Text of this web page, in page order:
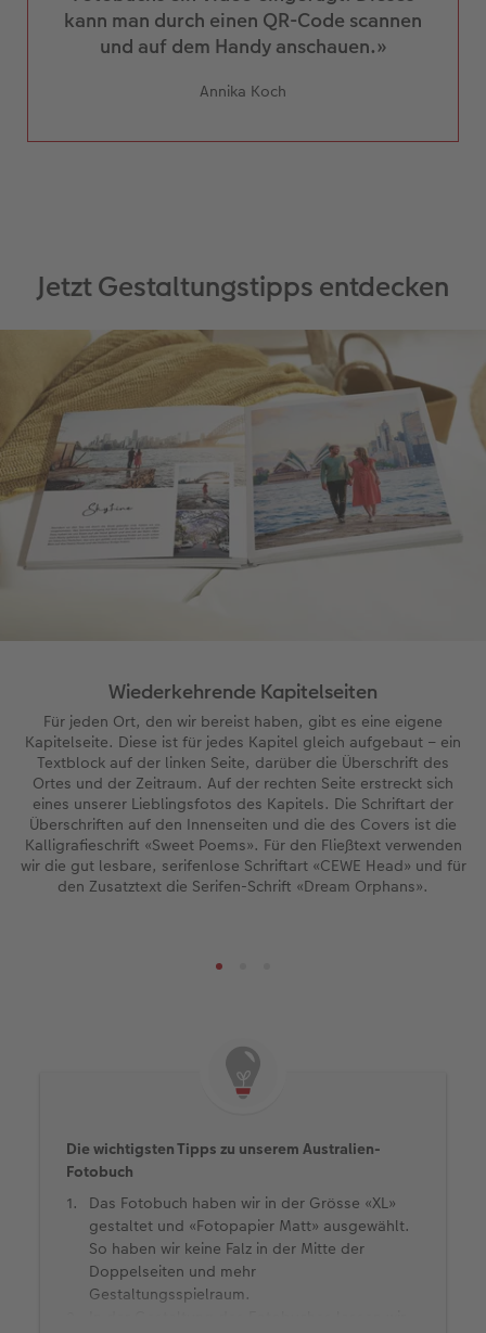
heller gestellt.
Jetzt kann die Karte beliebig oft kopiert und in
der Grösse verändert werden, wie man es
oder auf dem Cover.
kann man durch einen QR-Code scannen
und auf dem Handy anschauen.»
Annika Koch
Jetzt Gestaltungstipps entdecken
Wiederkehrende Kapitelseiten
Für jeden Ort, den wir bereist haben, gibt es eine eigene
Kapitelseite. Diese ist für jedes Kapitel gleich aufgebaut – ein
Textblock auf der linken Seite, darüber die Überschrift des
Ortes und der Zeitraum. Auf der rechten Seite erstreckt sich
eines unserer Lieblingsfotos des Kapitels. Die Schriftart der
Überschriften auf den Innenseiten und die des Covers ist die
Kalligrafieschrift «Sweet Poems». Für den Fließtext verwenden
wir die gut lesbare, serifenlose Schriftart «CEWE Head» und für
den Zusatztext die Serifen-Schrift «Dream Orphans».
Die wichtigsten Tipps zu unserem Australien-
Fotobuch
Das Fotobuch haben wir in der Grösse «XL»
gestaltet und «Fotopapier Matt» ausgewählt.
So haben wir keine Falz in der Mitte der
Doppelseiten und mehr
Gestaltungsspielraum.